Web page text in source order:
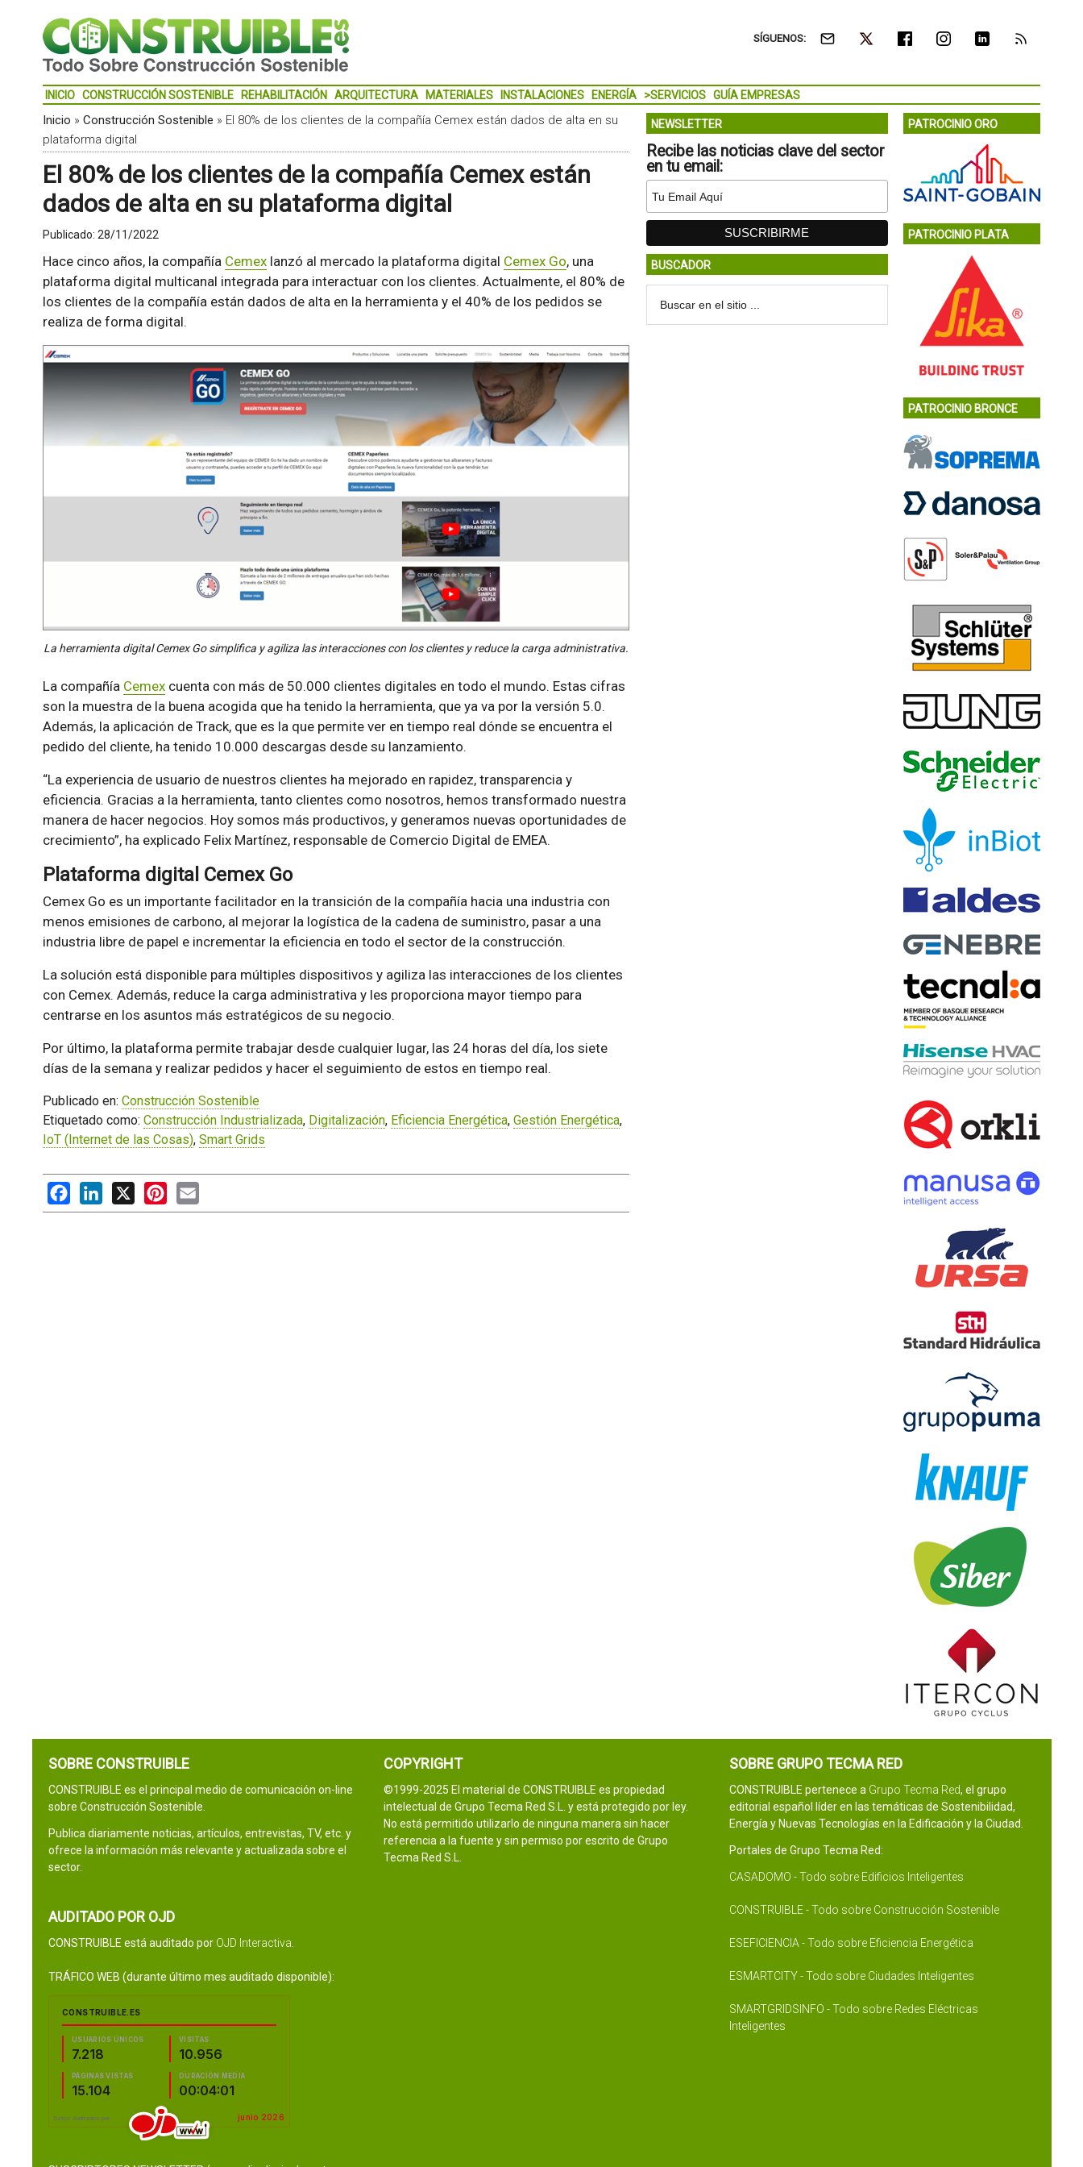
SÍGUENOS:
INICIO CONSTRUCCIÓN SOSTENIBLE REHABILITACIÓN ARQUITECTURA MATERIALES INSTALACIONES ENERGÍA >SERVICIOS GUÍA EMPRESAS
Inicio » Construcción Sostenible » El 80% de los clientes de la compañía Cemex están dados de alta en su
plataforma digital
El 80% de los clientes de la compañía Cemex están
dados de alta en su plataforma digital
Publicado: 28/11/2022
Hace cinco años, la compañía Cemexlanzó al mercado la plataforma digital Cemex Go, una
plataforma digital multicanal integrada para interactuar con los clientes. Actualmente, el 80% de
los clientes de la compañía están dados de alta en la herramienta y el 40% de los pedidos se
realiza de forma digital.
La herramienta digital Cemex Go simplifica y agiliza las interacciones con los clientes y reduce la carga administrativa.
La compañía Cemexcuenta con más de 50.000 clientes digitales en todo el mundo. Estas cifras
son la muestra de la buena acogida que ha tenido la herramienta, que ya va por la versión 5.0.
Además, la aplicación de Track, que es la que permite ver en tiempo real dónde se encuentra el
pedido del cliente, ha tenido 10.000 descargas desde su lanzamiento.
“La experiencia de usuario de nuestros clientes ha mejorado en rapidez, transparencia y
eficiencia. Gracias a la herramienta, tanto clientes como nosotros, hemos transformado nuestra
manera de hacer negocios. Hoy somos más productivos, y generamos nuevas oportunidades de
crecimiento”, ha explicado Felix Martínez, responsable de Comercio Digital de EMEA.
Plataforma digital Cemex Go
Cemex Go es un importante facilitador en la transición de la compañía hacia una industria con
menos emisiones de carbono, al mejorar la logística de la cadena de suministro, pasar a una
industria libre de papel e incrementar la eficiencia en todo el sector de la construcción.
La solución está disponible para múltiples dispositivos y agiliza las interacciones de los clientes
con Cemex. Además, reduce la carga administrativa y les proporciona mayor tiempo para
centrarse en los asuntos más estratégicos de su negocio.
Por último, la plataforma permite trabajar desde cualquier lugar, las 24 horas del día, los siete
días de la semana y realizar pedidos y hacer el seguimiento de estos en tiempo real.
Publicado en: Construcción Sostenible
Etiquetado como: Construcción Industrializada, Digitalización, Eficiencia Energética, Gestión Energética,
IoT (Internet de las Cosas), Smart Grids
FacebookLinkedIn
X PinterestEmail
NEWSLETTER
Recibe las noticias clave del sector
en tu email:
BUSCADOR
PATROCINIO ORO
PATROCINIO PLATA
PATROCINIO BRONCE
SOBRE CONSTRUIBLE
CONSTRUIBLE es el principal medio de comunicación on-line
sobre Construcción Sostenible.
Publica diariamente noticias, artículos, entrevistas, TV, etc. y
ofrece la información más relevante y actualizada sobre el
sector.
AUDITADO POR OJD
CONSTRUIBLE está auditado por OJD Interactiva
TRÁFICO WEB (durante último mes auditado disponible):
COPYRIGHT
©1999-2025 El material de CONSTRUIBLE es propiedad
intelectual de Grupo Tecma Red S.L. y está protegido por ley.
No está permitido utilizarlo de ninguna manera sin hacer
referencia a la fuente y sin permiso por escrito de Grupo
Tecma Red S.L.
SOBRE GRUPO TECMA RED
CONSTRUIBLE pertenece a Grupo Tecma Red, el grupo
editorial español líder en las temáticas de Sostenibilidad,
Energía y Nuevas Tecnologías en la Edificación y la Ciudad.
Portales de Grupo Tecma Red:
CASADOMO - Todo sobre Edificios Inteligentes
CONSTRUIBLE - Todo sobre Construcción Sostenible
ESEFICIENCIA - Todo sobre Eficiencia Energética
ESMARTCITY - Todo sobre Ciudades Inteligentes
SMARTGRIDSINFO - Todo sobre Redes Eléctricas
Inteligentes